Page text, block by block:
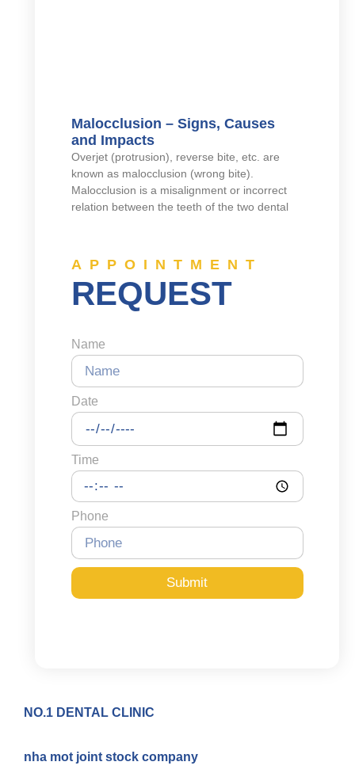
Malocclusion – Signs, Causes
and Impacts
Overjet (protrusion), reverse bite, etc. are
known as malocclusion (wrong bite).
Malocclusion is a misalignment or incorrect
relation between the teeth of the two dental
APPOINTMENT
REQUEST
Name
Date
Time
Phone
Submit
NO.1 DENTAL CLINIC
nha mot joint stock company